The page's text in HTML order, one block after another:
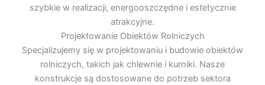
szybkie w realizacji, energooszczędne i estetycznie
atrakcyjne.
Projektowanie Obiektów Rolniczych
Specjalizujemy się w projektowaniu i budowie obiektów
rolniczych, takich jak chlewnie i kurniki. Nasze
konstrukcje są dostosowane do potrzeb sektora